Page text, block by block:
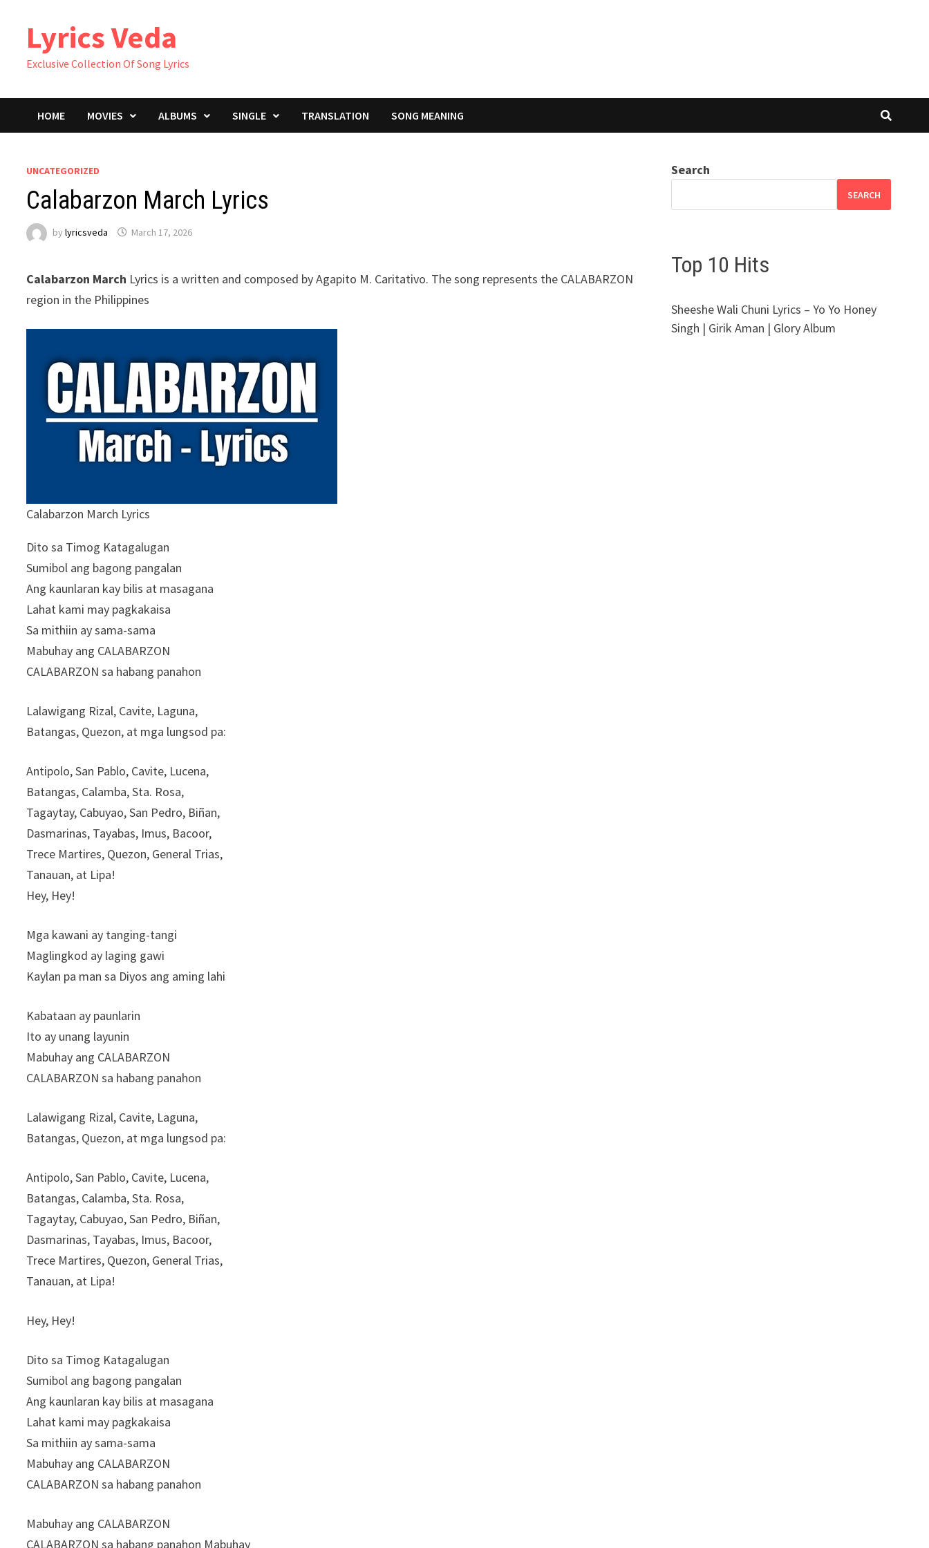
contentLyrics Veda
Exclusive Collection Of Song Lyrics
HOME MOVIES ALBUMS SINGLE TRANSLATION SONG MEANING
UNCATEGORIZED
Calabarzon March Lyrics
bylyricsveda March 17, 2026
Calabarzon March Lyrics is a written and composed by Agapito M. Caritativo. The song represents the CALABARZON
region in the Philippines
Calabarzon March Lyrics
Dito sa Timog Katagalugan
Sumibol ang bagong pangalan
Ang kaunlaran kay bilis at masagana
Lahat kami may pagkakaisa
Sa mithiin ay sama-sama
Mabuhay ang CALABARZON
CALABARZON sa habang panahon
Lalawigang Rizal, Cavite, Laguna,
Batangas, Quezon, at mga lungsod pa:
Antipolo, San Pablo, Cavite, Lucena,
Batangas, Calamba, Sta. Rosa,
Tagaytay, Cabuyao, San Pedro, Biñan,
Dasmarinas, Tayabas, Imus, Bacoor,
Trece Martires, Quezon, General Trias,
Tanauan, at Lipa!
Hey, Hey!
Mga kawani ay tanging-tangi
Maglingkod ay laging gawi
Kaylan pa man sa Diyos ang aming lahi
Kabataan ay paunlarin
Ito ay unang layunin
Mabuhay ang CALABARZON
CALABARZON sa habang panahon
Lalawigang Rizal, Cavite, Laguna,
Batangas, Quezon, at mga lungsod pa:
Antipolo, San Pablo, Cavite, Lucena,
Batangas, Calamba, Sta. Rosa,
Tagaytay, Cabuyao, San Pedro, Biñan,
Dasmarinas, Tayabas, Imus, Bacoor,
Trece Martires, Quezon, General Trias,
Tanauan, at Lipa!
Hey, Hey!
Dito sa Timog Katagalugan
Sumibol ang bagong pangalan
Ang kaunlaran kay bilis at masagana
Lahat kami may pagkakaisa
Sa mithiin ay sama-sama
Mabuhay ang CALABARZON
CALABARZON sa habang panahon
Mabuhay ang CALABARZON
CALABARZON sa habang panahon Mabuhay
Search
SEARCH
Top 10 Hits
Sheeshe Wali Chuni Lyrics – Yo Yo Honey
Singh | Girik Aman | Glory Album